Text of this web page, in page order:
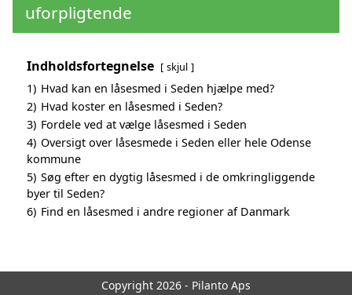
uforpligtende
Indholdsfortegnelse skjul
1) Hvad kan en låsesmed i Seden hjælpe med?
2) Hvad koster en låsesmed i Seden?
3) Fordele ved at vælge låsesmed i Seden
4) Oversigt over låsesmede i Seden eller hele Odense
kommune
5) Søg efter en dygtig låsesmed i de omkringliggende
byer til Seden?
6) Find en låsesmed i andre regioner af Danmark
Copyright 2026 - Pilanto Aps